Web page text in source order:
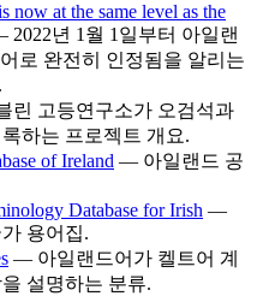
now at the same level as the
2022년 1월 1일부터 아일랜
로 완전히 인정됨을 알리는
린 고등연구소가 오검석과
하는 프로젝트 개요.
of Ireland — 아일랜드 공
Database for Irish —
용어집.
— 아일랜드어가 켈트어 계
설명하는 분류.